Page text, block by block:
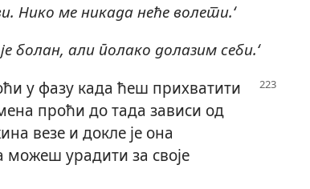
Нико ме никада неће волети.‘
болан, али полако долазим себи.‘
у фазу када ћеш прихватити
проћи до тада зависи од
везе и докле је она
урадити за своје